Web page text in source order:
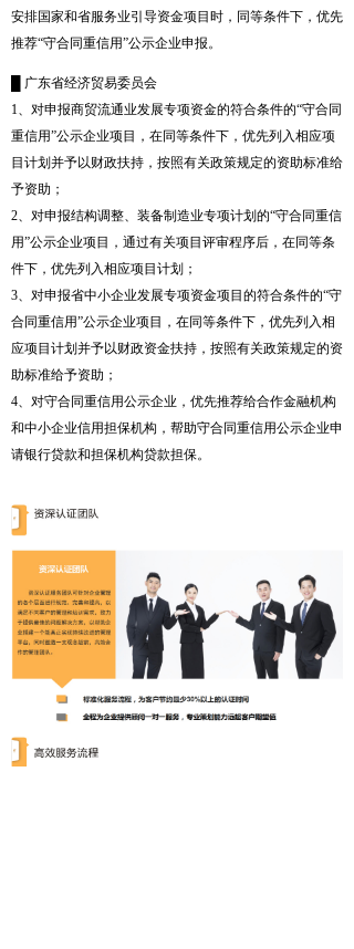
安排国家和省服务业引导资金项目时，同等条件下，优先
推荐“守合同重信用”公示企业申报。
█ 广东省经济贸易委员会
1、对申报商贸流通业发展专项资金的符合条件的“守合同
重信用”公示企业项目，在同等条件下，优先列入相应项
目计划并予以财政扶持，按照有关政策规定的资助标准给
予资助；
2、对申报结构调整、装备制造业专项计划的“守合同重信
用”公示企业项目，通过有关项目评审程序后，在同等条
件下，优先列入相应项目计划；
3、对申报省中小企业发展专项资金项目的符合条件的“守
合同重信用”公示企业项目，在同等条件下，优先列入相
应项目计划并予以财政资金扶持，按照有关政策规定的资
助标准给予资助；
4、对守合同重信用公示企业，优先推荐给合作金融机构
和中小企业信用担保机构，帮助守合同重信用公示企业申
请银行贷款和担保机构贷款担保。